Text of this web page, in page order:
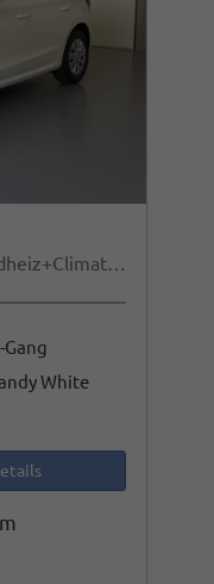
Selection 95PS GV4+Sitzheiz+Lenkradheiz+Climatronic+Sunset+AppConnect+PDC
Gang
White